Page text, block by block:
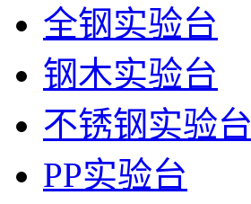
全钢实验台
钢木实验台
不锈钢实验台
PP实验台